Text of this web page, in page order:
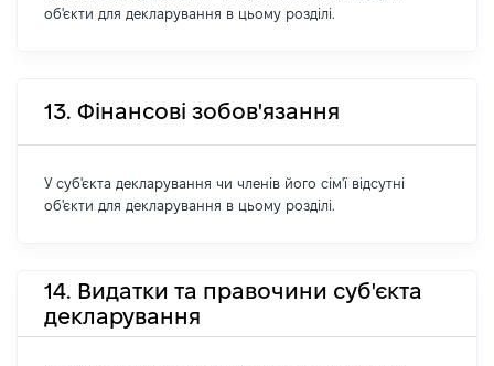
об'єкти для декларування в цьому розділі.
13. Фінансові зобов'язання
У суб'єкта декларування чи членів його сім'ї відсутні
об'єкти для декларування в цьому розділі.
14. Видатки та правочини суб'єкта
декларування